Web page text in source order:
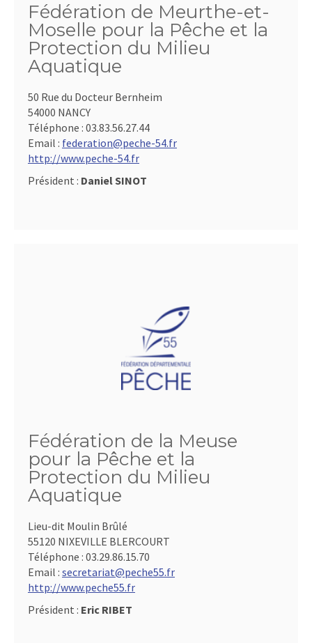
Fédération de Meurthe-et-
Moselle pour la Pêche et la
Protection du Milieu
Aquatique
50 Rue du Docteur Bernheim
54000 NANCY
Téléphone : 03.83.56.27.44
Email : federation@peche-54.fr
http://www.peche-54.fr
Président : Daniel SINOT
Fédération de la Meuse
pour la Pêche et la
Protection du Milieu
Aquatique
Lieu-dit Moulin Brûlé
55120 NIXEVILLE BLERCOURT
Téléphone : 03.29.86.15.70
Email : secretariat@peche55.fr
http://www.peche55.fr
Président : Eric RIBET